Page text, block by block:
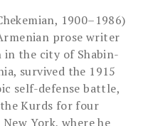
1900–1986)
prose writer
in the city of Shabin-
survived the 1915
self-defense battle,
Kurds for four
York, where he